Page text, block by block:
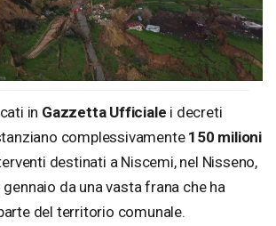
in Gazzetta Ufficiale i decreti
complessivamente 150 milioni
destinati a Niscemi, nel Nisseno,
da una vasta frana che ha
del territorio comunale.